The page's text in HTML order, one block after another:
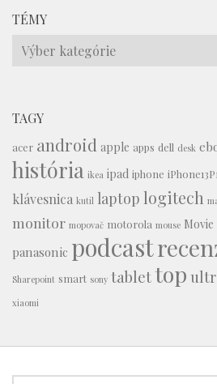
TÉMY
Témy
TAGY
acer android apple apps dell desk
história ikea ipad iphone
klávesnica kutil laptop logitech
monitor mopovač motorola mouse Movie
panasonic podcast
Sharepoint smart sony tablettop
xiaomi